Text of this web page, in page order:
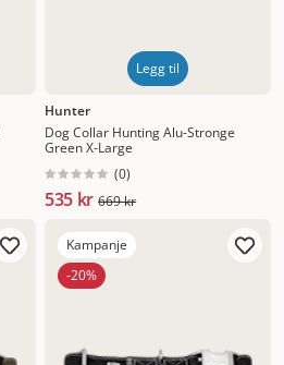
Legg til
Hunter
Dog Collar Hunting Alu-Stronge
Green X-Large
(0)
535 kr 669 kr
Kampanje
-20%